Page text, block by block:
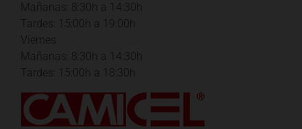
Mañanas: 8:30h a 14:30h
Tardes: 15:00h a 19:00h
Viernes
Mañanas: 8:30h a 14:30h
Tardes: 15:00h a 18:30h